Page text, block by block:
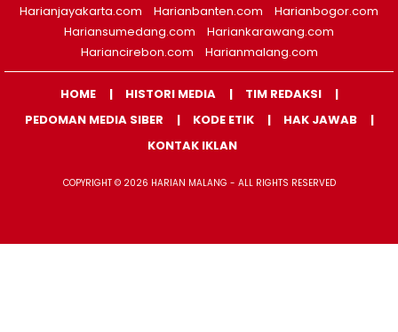
Harianjayakarta.com
Harianbanten.com
Harianbogor.com
Hariansumedang.com
Hariankarawang.com
Hariancirebon.com
Harianmalang.com
HOME HISTORI MEDIA
TIM REDAKSI
PEDOMAN MEDIA SIBER
KODE ETIK
HAK JAWAB
KONTAK IKLAN
COPYRIGHT © 2026 HARIAN MALANG - ALL RIGHTS RESERVED